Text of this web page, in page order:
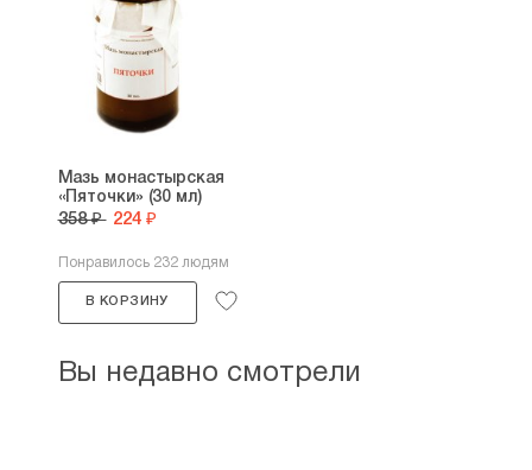
Мазь монастырская
«Пяточки» (30 мл)
358 ₽ 224 ₽
Понравилось 232 людям
В КОРЗИНУ
Вы недавно смотрели